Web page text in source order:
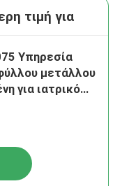
τιμή για
Υπηρεσία
μετάλλου
για ιατρικό